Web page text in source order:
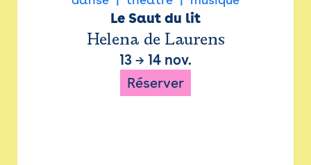
Le Saut du lit
Helena de Laurens
13 → 14 nov.
Réserver